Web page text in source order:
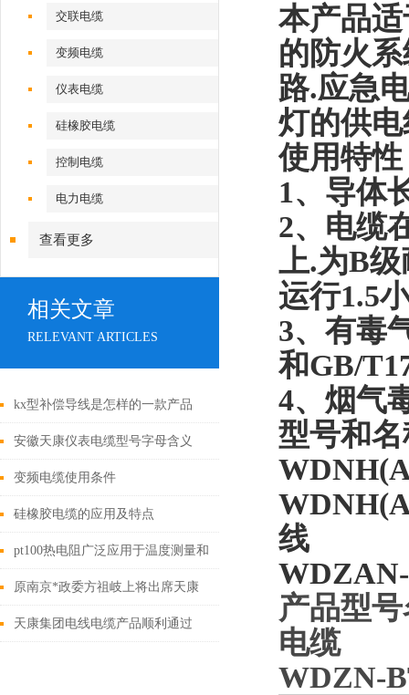
交联电缆
变频电缆
仪表电缆
硅橡胶电缆
控制电缆
电力电缆
查看更多
相关文章
RELEVANT ARTICLES
kx型补偿导线是怎样的一款产品
呢？
安徽天康仪表电缆型号字母含义
变频电缆使用条件
硅橡胶电缆的应用及特点
pt100热电阻广泛应用于温度测量和
控制的传感器
原南京*政委方祖岐上将出席天康
集团
天康集团电线电缆产品顺利通过
本产品
的防火
路.应急
灯的供
使用特性
1、导体
2、电缆
上.为B级
运行1.5
3、有毒
和GB/
4、烟气
型号和
线
WDZA
产品型
电缆
WDZN-